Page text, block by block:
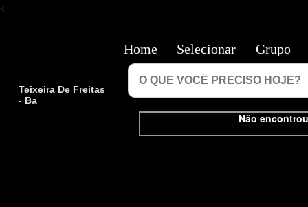
<
Teixeira De Freitas
- Ba
Não
Home Selecionar Grupo